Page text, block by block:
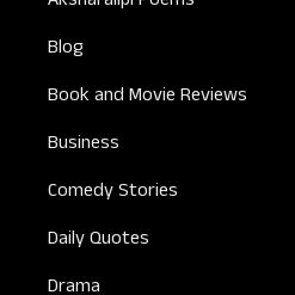
Blog
Book and Movie Reviews
Business
Comedy Stories
Daily Quotes
Drama